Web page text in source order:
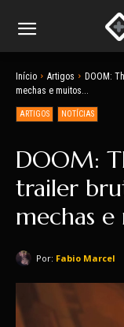
Início Artigos
DOOM:
mechas e muitos...
ARTIGOS NOTÍCIAS
DOOM:
trailer
mechas
Por: Fabio Marcel